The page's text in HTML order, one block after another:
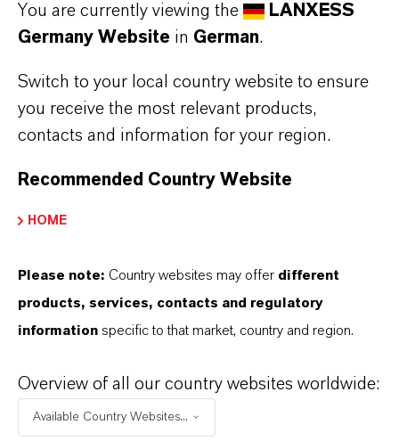
ÜBER LANXESS
ZUKUNFTSGERICHTETE AUSSAGEN
DOWNLOAD
Continental setzt als erster
Kautschukadditiv von LANXESS
ein (PDF, 290,8 KB)
Reifenhersteller neues nachhaltiges
Kautschukadditiv von LANXESS
ein (RTF, 101,7 KB)
You are currently viewing the
LANXESS
Germany Website in German.
Switch to your local country website to ensure
you receive the most relevant products,
contacts and information for your region.
Recommended Country Website
HOME
Please note: Country websites may offer different
products, services, contacts and regulatory
information specific to that market, country and region.
Overview of all our country websites worldwide:
Available Country Websites...